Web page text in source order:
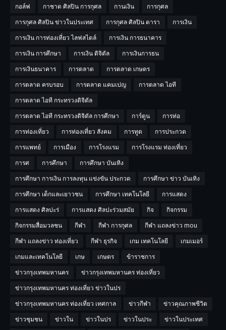
กอล์ฟ
กาชาด ศิลปิน การกุศล กานเงิน
การกุศล
การกุศล ศิลปิน ข่าวในประเทศ
การกุศล ศิลปิน ดารา
การเงิน
การเงิน การท่องเที่ยว ไลฟสไตล์
การเงิน การธนาคาร
การเงิน การศึกษา
การเงิน ดิจิตัล
การเงินการธน
การเงินธนาคาร
การตลาด
การตลาด เกษตร
การตลาด ครบรอบ
การตลาด แคมเปญ
การตลาด ไอที
การตลาด ไอที กระทรวงดิจิตัล
การตลาด ไอที กระทรวงดิจิตัล การศีกษา
การ์ตูน
การท่อ
การท่องเที่ยว
การท่องเที่ยว สังคม การทูต
การประกวด
การแพทย์
การเมือง การโรงแรม
การโรงแรม ท่องเที่ยว
การศ
การศึกษา
การศึกษา บันเทิง
การศึกษา การเงิน การลงทุน แข่งขัน ประกวด
การศึกษา ข่าว บันเทิง
การศึกษา เด็กและเยาวชน
การศึกษา เทคโนโลยี
การแสดง
การแสดง ศิลปะร่
การแสดง ศิลปะร่วมสมัย กิจ
กิจกรรม
กิจกรรมสื่อมวลชน
กีฬา กีฬา การกุศล
กีฬา แถลงข่าว mou
กีฬา แถลงข่าว ท่องเที่ยว
กีฬา ธุรกิจ เกม เทคโนโลยี
เกมเมอร์
เกมและเทคโนโลยี
เกษ เกษตร
ข้าราชการ
ข่าวกรุงเทพมหานคร
ข่าวกรุงเทพมหานคร ท่องเที่ยว
ข่าวกรุงเทพมหานคร ท่องเที่ยว ข่าวในปร
ข่าวกรุงเทพมหานคร ท่องเที่ยว เทศกาล
ข่าวกีฬา
ข่าวคุณภาพชีวิต
ข่าวชุมชน
ข่าวใน ข่าวในปร ข่าวในประ ข่าวในประเทศ